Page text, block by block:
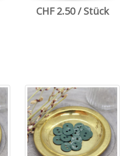
CHF 2.50 / Stück